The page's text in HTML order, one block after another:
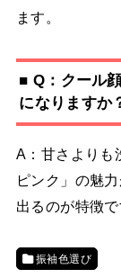
ます。
■ Q：クール
になりますか
A：甘さよりも
ピンク」の魅
出るのが特徴で
振袖色選び